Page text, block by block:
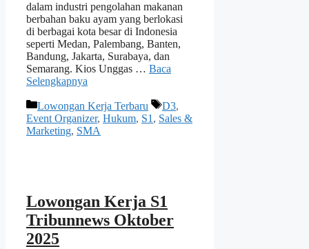
dalam industri pengolahan makanan
berbahan baku ayam yang berlokasi
di berbagai kota besar di Indonesia
seperti Medan, Palembang, Banten,
Bandung, Jakarta, Surabaya, dan
Semarang. Kios Unggas … Baca
Selengkapnya
Kategori
Lowongan Kerja Terbaru Tag
D3,
Event Organizer, Hukum, S1 , Sales &
Marketing, SMA
Lowongan Kerja S1
Tribunnews Oktober
2025